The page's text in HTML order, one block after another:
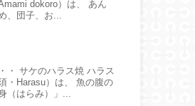
dokoro）は、 あん
、団子、お...
・ サケのハラス焼 ハラス
・Harasu）は、 魚の腹の
はらみ）」...